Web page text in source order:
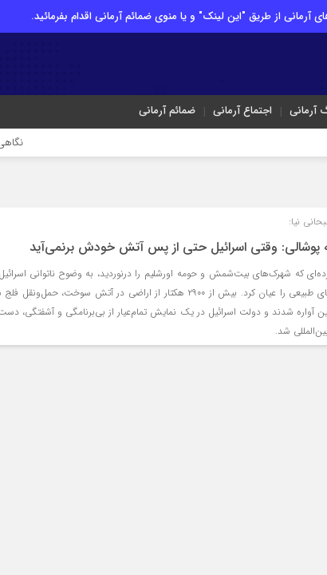
آرمانی از طریق "این لینک" و یا منوی ضمائم آرمانی اقدام بفرمائید.
آرمانی اجتماع آرمانی ضمائم آرمانی
نگاهی به نقش
نیا:
پوشالی: وقتی اسرائیل حتی از پس آتش خودش برنمی‌آید
که شهرک‌های بیت‌شمش و حومه اورشلیم را درنوردید، به وضوح ناتوانی
مدیریت بحران‌های طبیعی را عیان کرد. بیش از ۲۹۰۰ هکتار از اراضی در آتش سوخت، حمل‌ونقل
آواره شدند و دولت اسرائیل در یک نمایش تمام‌عیار از بی‌برنامگی و آشفتگی،
شد.